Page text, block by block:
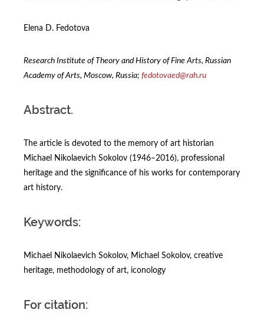
Elena D. Fedotova
Research Institute of Theory and History of Fine Arts, Russian
Academy of Arts, Moscow, Russia; fedotovaed@rah.ru
Abstract.
The article is devoted to the memory of art historian
Michael Nikolaevich Sokolov (1946–2016), professional
heritage and the significance of his works for contemporary
art history.
Keywords:
Michael Nikolaevich Sokolov, Michael Sokolov, creative
heritage, methodology of art, iconology
For citation: